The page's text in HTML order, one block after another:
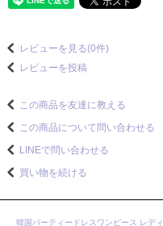
レビューを見る(0件)
レビューを投稿
この商品を友達に教える
この商品について問い合わせる
LINEで問い合わせる
買い物を続ける
韓国パーティードレスワンピース レデ